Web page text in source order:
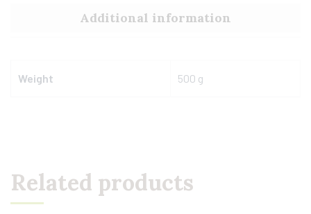
Additional information
Weight 500 g
Related products